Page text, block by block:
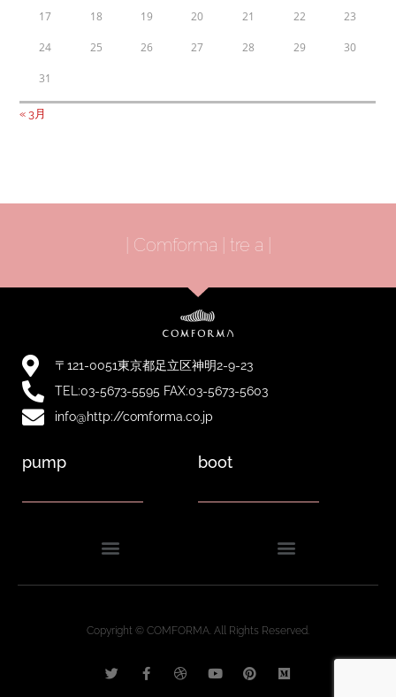
17 18 19 20 21 22 23
24 25 26 27 28 29 30
31
« 3月
| Comforma | tre a |
〒121-0051東京都足立区神明2-9-23
TEL:03-5673-5595 FAX:03-5673-5603
info@http://comforma.co.jp
pump boot
Copyright © COMFORMA. All Rights Reserved.